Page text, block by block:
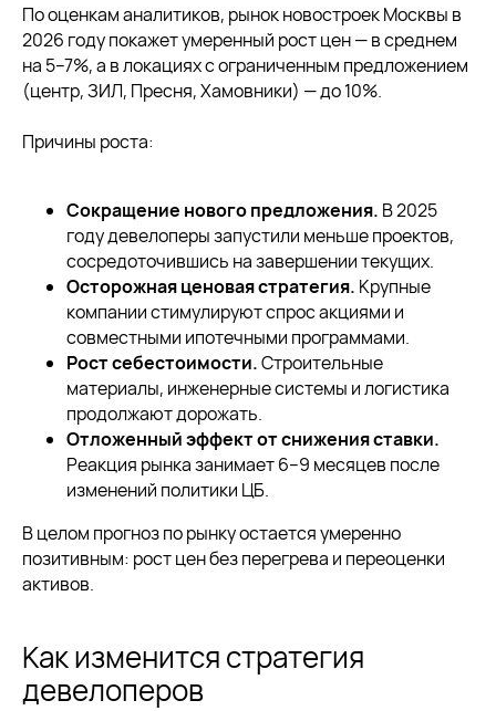
По оценкам аналитиков, рынок новостроек Москвы в
2026 году покажет умеренный рост цен — в среднем
на 5–7%, а в локациях с ограниченным предложением
(центр, ЗИЛ, Пресня, Хамовники) — до 10%.
Причины роста:
Сокращение нового предложения. В 2025
году девелоперы запустили меньше проектов,
сосредоточившись на завершении текущих.
Осторожная ценовая стратегия. Крупные
компании стимулируют спрос акциями и
совместными ипотечными программами.
Рост себестоимости.Строительные
материалы, инженерные системы и логистика
продолжают дорожать.
Отложенный эффект от снижения ставки.
Реакция рынка занимает 6–9 месяцев после
изменений политики ЦБ.
В целом прогноз по рынку остается умеренно
позитивным: рост цен без перегрева и переоценки
активов.
Как изменится стратегия
девелоперов